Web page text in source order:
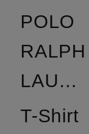
POLO
RALPH
LAUREN
T-Shirt